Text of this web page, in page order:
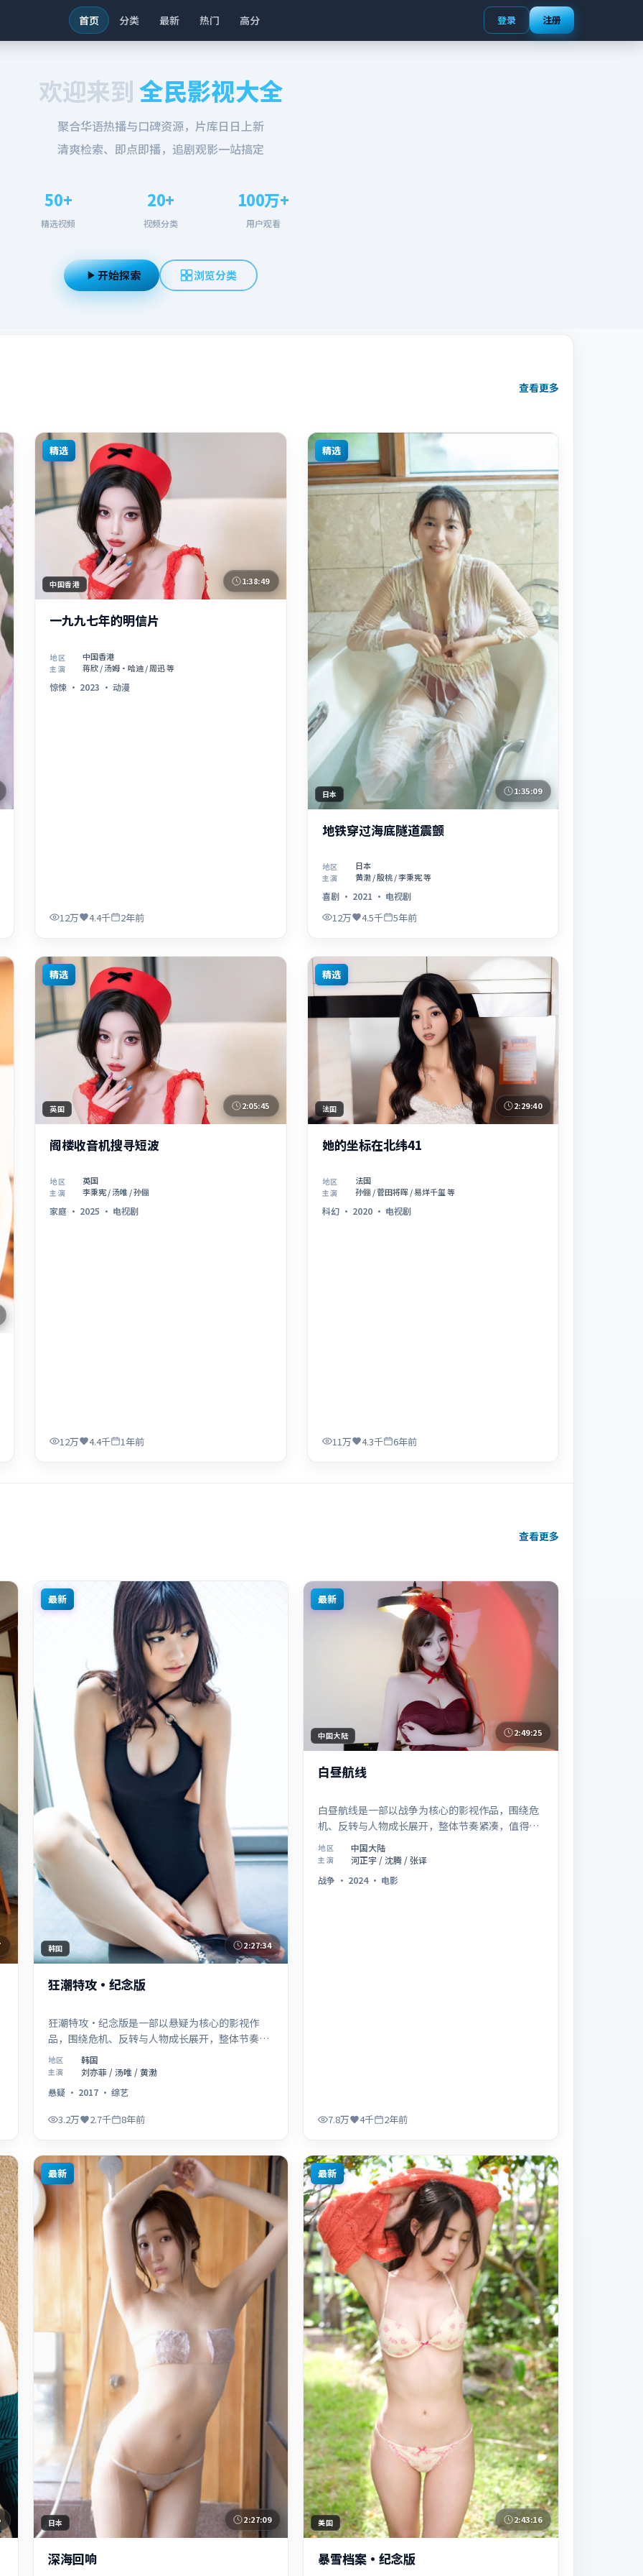
首页 分类 最新 热门 高分 登录 注册
欢迎来到全民影视大全
聚合华语热播与口碑资源，片库日日上新
清爽检索、即点即播，追剧观影一站搞定
50+
精选视频
20+
视频分类
100万+
用户观看
开始探索 浏览分类
查看更多
精选
中国香港 1:38:49
一九九七年的明信片
地区 中国香港
主演 蒋欣 / 汤姆·哈迪 / 周迅 等
惊悚 · 2023 ·动漫
12万 4.4千 2年前
精选
日本 1:35:09
地铁穿过海底隧道震颤
地区 日本
主演 黄渤 / 殷桃 / 李秉宪 等
喜剧· 2021 · 电视剧
12万 4.5千 5年前
精选
英国 2:05:45
阁楼收音机搜寻短波
地区 英国
主演 李秉宪 / 汤唯 / 孙俪
家庭 · 2025 · 电视剧
12万 4.4千 1年前
精选
法国 2:29:40
她的坐标在北纬41
地区 法国
主演 孙俪 / 菅田将晖 / 易烊千玺 等
科幻· 2020· 电视剧
11万 4.3千 6年前
查看更多
最新
韩国 2:27:34
狂潮特攻·纪念版
狂潮特攻·纪念版是一部以悬疑为核心的影视作
品，围绕危机、反转与人物成长展开，整体节奏紧
凑，值得推荐观看。
地区 韩国
主演
刘亦菲 / 汤唯 / 黄渤
悬疑· 2017· 综艺
3.2万 2.7千 8年前
最新
中国大陆 2:49:25
白昼航线
白昼航线是一部以战争为核心的影视作品，围绕危
机、反转与人物成长展开，整体节奏紧凑，值得推
荐观看。
地区 中国大陆
主演
河正宇 / 沈腾 / 张译
战争 · 2024· 电影
7.8万 4千 2年前
最新
日本 2:27:09
深海回响
最新
美国 2:43:16
暴雪档案·纪念版